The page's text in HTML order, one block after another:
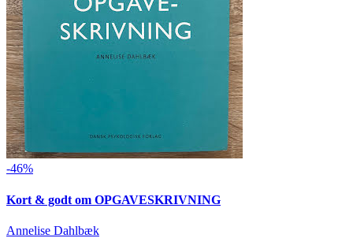
-46%
Kort & godt om OPGAVESKRIVNING
Annelise Dahlbæk